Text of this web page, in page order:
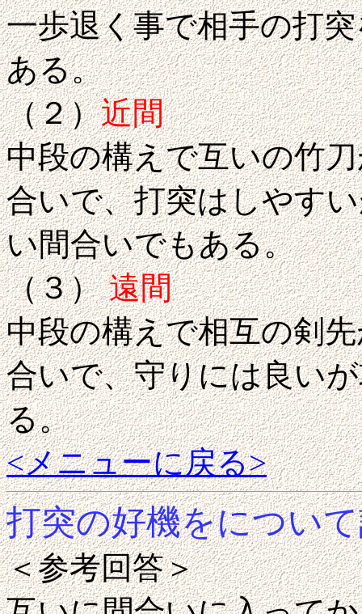
一歩退く事で相手の打
ある。
（２）近間
中段の構えで互いの竹
合いで、打突はしやす
い間合いでもある。
（３）遠間
中段の構えで相互の剣
合いで、守りには良い
る。
<メニューに戻る>
打突の好機をについ
＜参考回答＞